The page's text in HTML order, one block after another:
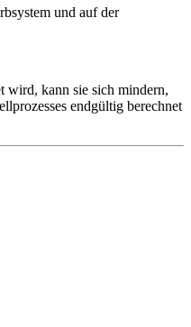
und auf der
wird, kann sie sich mindern,
endgültig berechnet